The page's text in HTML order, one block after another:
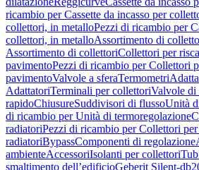
ricambio per Cassette da incasso per
collettori, in metalloPezzi di ricambio per
collettori, in metalloAssortimento di
Assortimento di collettoriCollettori per
pavimentoPezzi di ricambio per Collettori
pavimentoValvole a sferaTermometri
AdattatoriTerminali per collettoriValvole di
rapidoChiusureSuddivisori di flussoUnità
di ricambio per Unità di termoregolazione
radiatoriPezzi di ricambio per Collettori
radiatoriBypassComponenti di regolazione
ambienteAccessoriIsolanti per collettori
smaltimento dell’edificioGeberit Silent-